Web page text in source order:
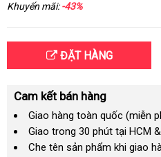
Khuyến mãi:-43%
ĐẶT HÀNG
Cam kết bán hàng
Giao hàng toàn quốc (miễn
Giao trong 30 phút tại HCM
Che tên sản phẩm khi giao